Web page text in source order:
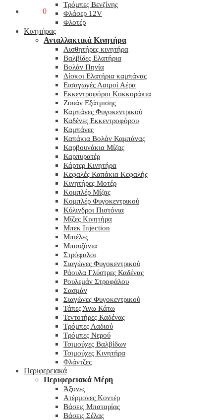
0
Τρόμπες Βενζίνης
Φλάσερ 12V
Φλοτέρ
Κινητήρας
Ανταλλακτικά Κινητήρα
Αισθητήρες κινητήρα
Βαλβίδες Ελατήρια
Βολάν Πηνία
Δίσκοι Ελατήρια καμπάνας
Εισαγωγές Λαιμοί Αέρα
Εκκεντροφόροι Κοκκοράκια
Ζουάν Εξάτμισης
Καμπάνες Φυγοκεντρικού
Καδένες Εκκεντροφόρου
Καμπάνες
Καπάκια Βολάν Καμπάνας
Καρβουνάκια Μίζας
Καρπυρατέρ
Κάρτερ Κινητήρα
Κεφαλές Καπάκια Κεφαλής
Κινητήρες Μοτέρ
Κομπλέρ Μίζας
Κομπλέρ Φυγοκεντρικού
Κύλινδροι Πιστόνια
Μίζες Κινητήρα
Μπεκ Injection
Μπιέλες
Μπουζόνια
Στρόφαλοι
Σιαγώνες Φυγοκεντρικού
Ράουλα Γλύστρες Καδένας
Ρουλεμάν Στροφάλου
Σασμάν
Σιαγώνες Φυγοκεντρικού
Τάπες Άνω Κάτω
Τεντοτήρες Καδένας
Τρόμπες Λαδιού
Τρόμπες Νερού
Τσιμούχες Βαλβίδων
Τσιμούχες Κινητήρα
Φλάντζες
Περιφερειακά
Περιφερειακά Μέρη
Άξονες
Ατέρμονες Κοντέρ
Βάσεις Μπαταρίας
Βάσεις Σέλας